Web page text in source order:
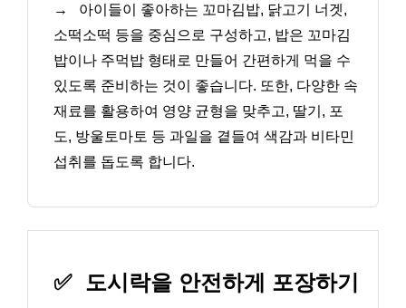
→
아이들이 좋아하는 꼬마김밥, 닭고기 너겟,
소떡소떡 등을 중심으로 구성하고, 밥은 꼬마김
밥이나 주먹밥 형태로 만들어 간편하게 먹을 수
있도록 준비하는 것이 좋습니다. 또한, 다양한 속
재료를 활용하여 영양 균형을 맞추고, 딸기, 포
도, 방울토마토 등 과일을 곁들여 색감과 비타민
섭취를 돕도록 합니다.
✅ 도시락을 안전하게 포장하기